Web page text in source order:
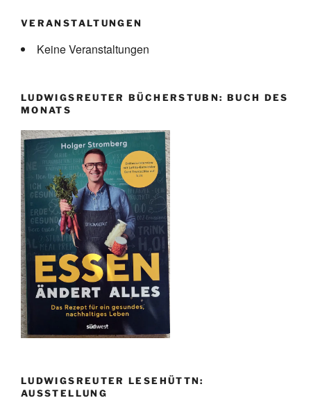
VERANSTALTUNGEN
Keine Veranstaltungen
LUDWIGSREUTER BÜCHERSTUBN: BUCH DES
MONATS
LUDWIGSREUTER LESEHÜTTN:
AUSSTELLUNG